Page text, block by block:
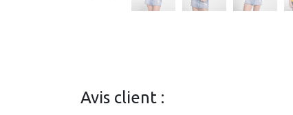
Avis client :